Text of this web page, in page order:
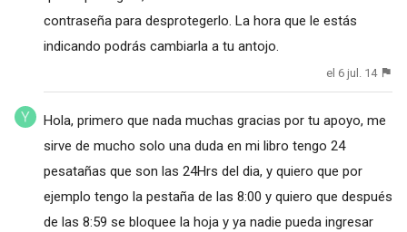
contraseña para desprotegerlo. La hora que le estás
indicando podrás cambiarla a tu antojo.
el 6 jul. 14
Hola, primero que nada muchas gracias por tu apoyo, me
sirve de mucho solo una duda en mi libro tengo 24
pesatañas que son las 24Hrs del dia, y quiero que por
ejemplo tengo la pestaña de las 8:00 y quiero que después
de las 8:59 se bloquee la hoja y ya nadie pueda ingresar